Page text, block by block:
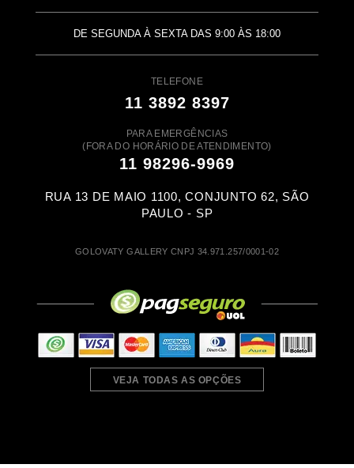
DE SEGUNDA À SEXTA DAS 9:00 ÀS 18:00
TELEFONE
11 3892 8397
PARA EMERGÊNCIAS
(FORA DO HORÁRIO DE ATENDIMENTO)
11 98296-9969
RUA 13 DE MAIO 1100, CONJUNTO 62, SÃO
PAULO - SP
GOLOVATY GALLERY CNPJ 34.971.257/0001-02
VEJA TODAS AS OPÇÕES